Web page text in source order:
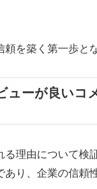
を築く第一歩と
ューが良いコ
理由について検
り、企業の信頼